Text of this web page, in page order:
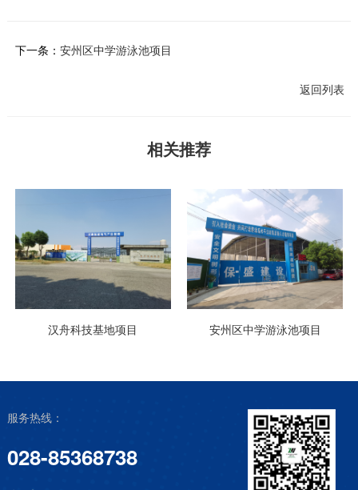
下一条： 安州区中学游泳池项目
返回列表
相关推荐
汉舟科技基地项目 安州区中学游泳池项目
服务热线：
028-85368738